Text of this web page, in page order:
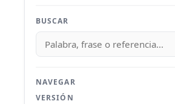
BUSCAR
NAVEGAR
VERSIÓN